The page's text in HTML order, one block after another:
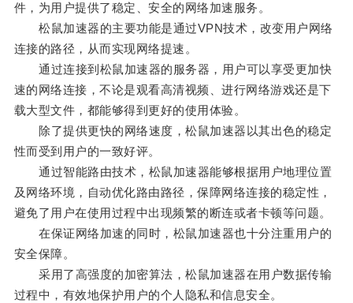
件，为用户提供了稳定、安全的网络加速服务。
松鼠加速器的主要功能是通过VPN技术，改变用户网络
连接的路径，从而实现网络提速。
通过连接到松鼠加速器的服务器，用户可以享受更加快
速的网络连接，不论是观看高清视频、进行网络游戏还是下
载大型文件，都能够得到更好的使用体验。
除了提供更快的网络速度，松鼠加速器以其出色的稳定
性而受到用户的一致好评。
通过智能路由技术，松鼠加速器能够根据用户地理位置
及网络环境，自动优化路由路径，保障网络连接的稳定性，
避免了用户在使用过程中出现频繁的断连或者卡顿等问题。
在保证网络加速的同时，松鼠加速器也十分注重用户的
安全保障。
采用了高强度的加密算法，松鼠加速器在用户数据传输
过程中，有效地保护用户的个人隐私和信息安全。